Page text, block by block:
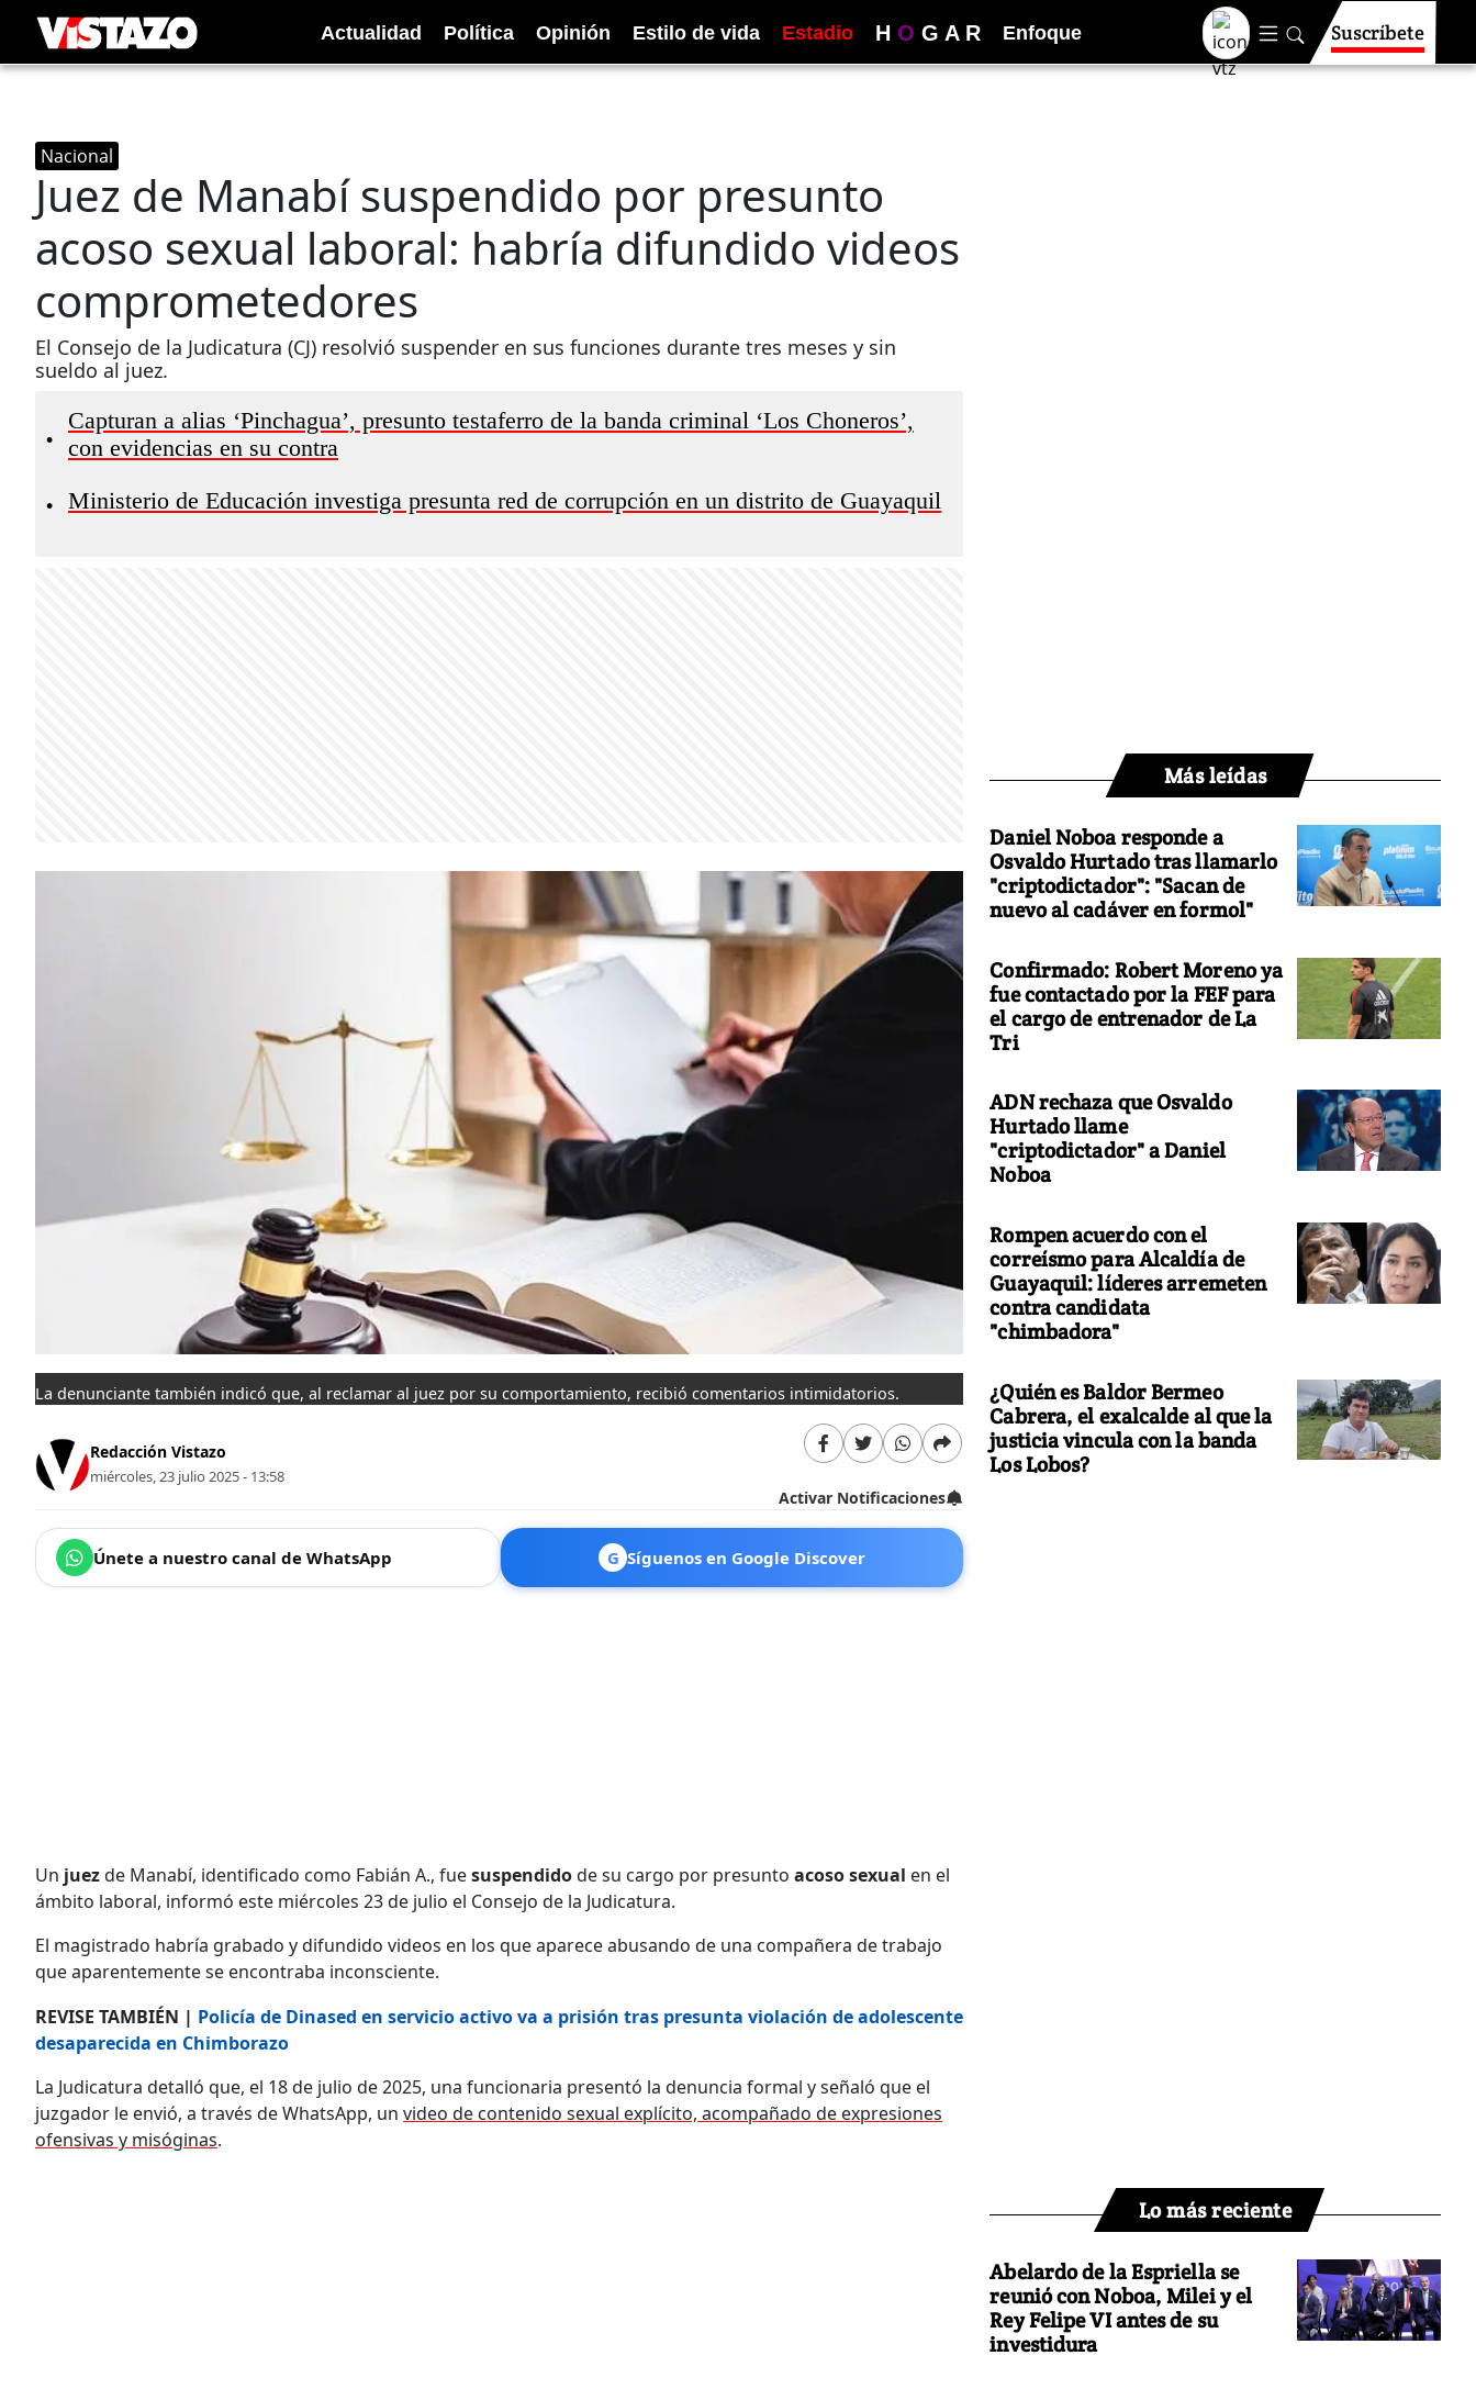
Actualidad Política Opinión Estilo de vida Estadio H O G A R Enfoque Suscríbete
Nacional
Juez de Manabí suspendido por presunto
acoso sexual laboral: habría difundido videos
comprometedores
El Consejo de la Judicatura (CJ) resolvió suspender en sus funciones durante tres meses y sin
sueldo al juez.
•
Capturan a alias ‘Pinchagua’, presunto testaferro de la banda criminal ‘Los Choneros’,
con evidencias en su contra
• Ministerio de Educación investiga presunta red de corrupción en un distrito de Guayaquil
La denunciante también indicó que, al reclamar al juez por su comportamiento, recibió comentarios intimidatorios.
Redacción Vistazo
miércoles, 23 julio 2025 - 13:58
Activar Notificaciones
Únete a nuestro canal de WhatsApp G Síguenos en Google Discover
Un juezde Manabí, identificado como Fabián A., fuesuspendidode su cargo por presunto acoso sexual en el
ámbito laboral, informó este miércoles 23 de julio el Consejo de la Judicatura.
El magistrado habría grabado y difundido videos en los que aparece abusando de una compañera de trabajo
que aparentemente se encontraba inconsciente.
REVISE TAMBIÉN | Policía de Dinased en servicio activo va a prisión tras presunta violación de adolescente
desaparecida en Chimborazo
La Judicatura detalló que, el 18 de julio de 2025, una funcionaria presentó la denuncia formal y señaló que el
juzgador le envió, a través de WhatsApp, un video de contenido sexual explícito, acompañado de expresiones
ofensivas y misóginas.
Más leídas
Daniel Noboa responde a
Osvaldo Hurtado tras llamarlo
"criptodictador": "Sacan de
nuevo al cadáver en formol"
Confirmado: Robert Moreno ya
fue contactado por la FEF para
el cargo de entrenador de La
Tri
ADN rechaza que Osvaldo
Hurtado llame
"criptodictador" a Daniel
Noboa
Rompen acuerdo con el
correísmo para Alcaldía de
Guayaquil: líderes arremeten
contra candidata
"chimbadora"
¿Quién es Baldor Bermeo
Cabrera, el exalcalde al que la
justicia vincula con la banda
Los Lobos?
Lo más reciente
Abelardo de la Espriella se
reunió con Noboa, Milei y el
Rey Felipe VI antes de su
investidura